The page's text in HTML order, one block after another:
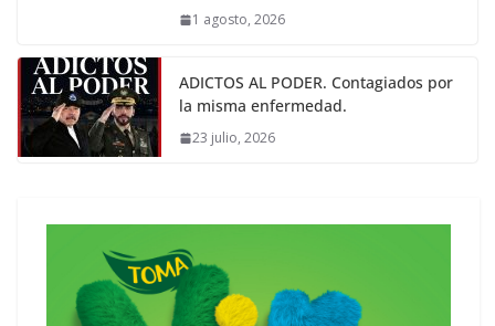
1 agosto, 2026
ADICTOS AL PODER. Contagiados por
la misma enfermedad.
23 julio, 2026